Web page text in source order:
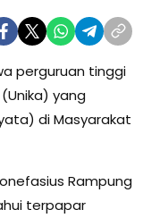
perguruan tinggi
yang
di Masyarakat
Rampung
terpapar